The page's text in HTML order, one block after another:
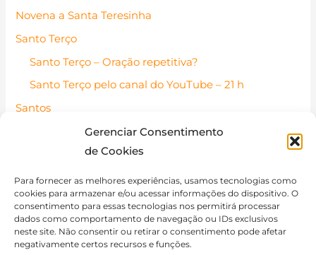
Gerenciar Consentimento
de Cookies
Para fornecer as melhores experiências, usamos tecnologias como
cookies para armazenar e/ou acessar informações do dispositivo. O
consentimento para essas tecnologias nos permitirá processar
dados como comportamento de navegação ou IDs exclusivos
neste site. Não consentir ou retirar o consentimento pode afetar
negativamente certos recursos e funções.
Novena a Santa Teresinha
Santo Terço
Santo Terço – Oração repetitiva?
Santo Terço pelo canal do YouTube – 21 h
Santos
Santos Católicos – Pessoas de fé
Santo do dia
Contato
Política de Cookies (BR)
Isenção de Responsabilidade